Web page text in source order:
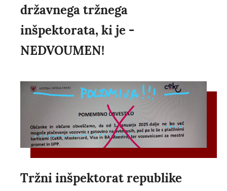
državnega tržnega
inšpektorata, ki je -
NEDVOUMEN!
Tržni inšpektorat republike